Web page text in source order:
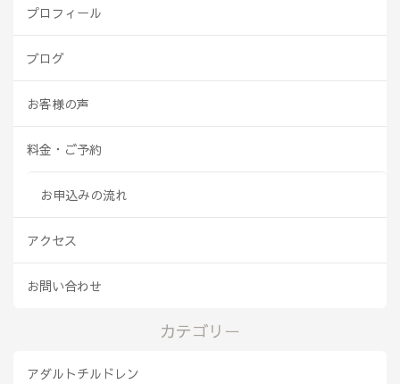
プロフィール
ブログ
お客様の声
料金・ご予約
お申込みの流れ
アクセス
お問い合わせ
カテゴリー
アダルトチルドレン